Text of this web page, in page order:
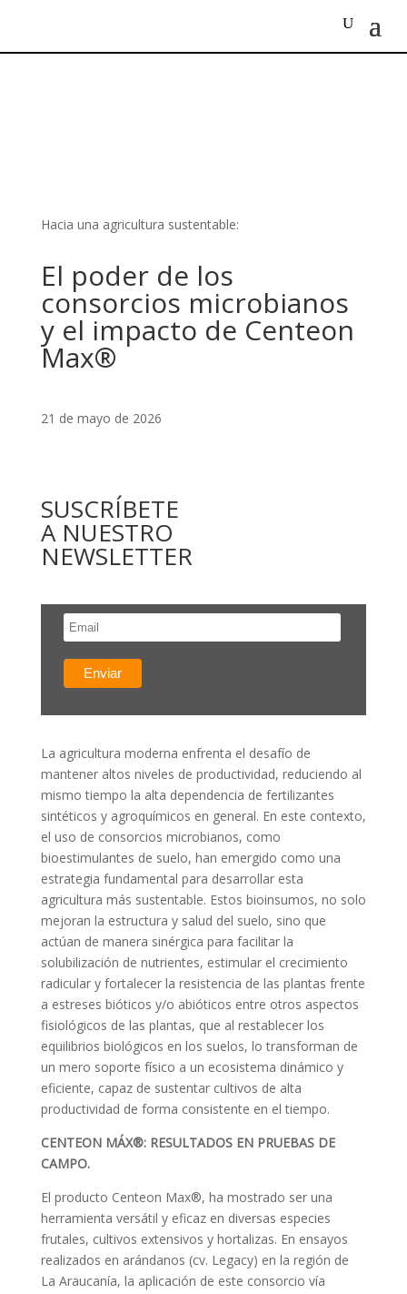
Hacia una agricultura sustentable:
El poder de los
consorcios microbianos
y el impacto de Centeon
Max®
21 de mayo de 2026
SUSCRÍBETE
A NUESTRO
NEWSLETTER
La agricultura moderna enfrenta el desafío de
mantener altos niveles de productividad, reduciendo al
mismo tiempo la alta dependencia de fertilizantes
sintéticos y agroquímicos en general. En este contexto,
el uso de consorcios microbianos, como
bioestimulantes de suelo, han emergido como una
estrategia fundamental para desarrollar esta
agricultura más sustentable. Estos bioinsumos, no solo
mejoran la estructura y salud del suelo, sino que
actúan de manera sinérgica para facilitar la
solubilización de nutrientes, estimular el crecimiento
radicular y fortalecer la resistencia de las plantas frente
a estreses bióticos y/o abióticos entre otros aspectos
fisiológicos de las plantas, que al restablecer los
equilibrios biológicos en los suelos, lo transforman de
un mero soporte físico a un ecosistema dinámico y
eficiente, capaz de sustentar cultivos de alta
productividad de forma consistente en el tiempo.
CENTEON MÁX®: RESULTADOS EN PRUEBAS DE
CAMPO.
El producto Centeon Max®, ha mostrado ser una
herramienta versátil y eficaz en diversas especies
frutales, cultivos extensivos y hortalizas. En ensayos
realizados en arándanos (cv. Legacy) en la región de
La Araucanía, la aplicación de este consorcio vía